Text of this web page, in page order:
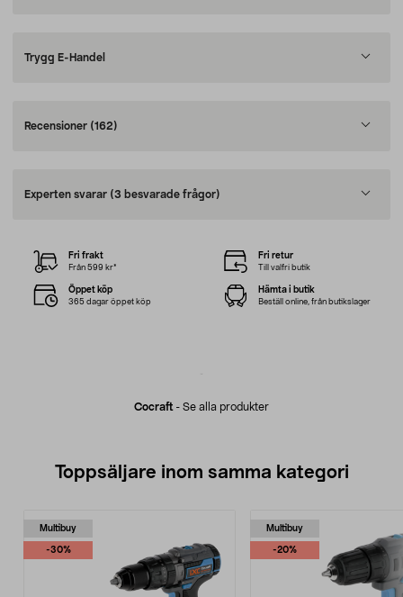
Trygg E-Handel
Recensioner (162)
Experten svarar (3 besvarade frågor)
Cocraft - Se alla produkter
Fri frakt
Från 599 kr*
Fri retur
Till valfri butik
Öppet köp
365 dagar öppet köp
Hämta i butik
Beställ online, från butikslager
Toppsäljare inom samma kategori
Multibuy
-30%
Multibuy
-20%